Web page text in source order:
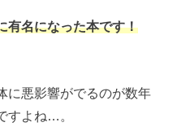
有名になった本です！
に悪影響がでるのが数年
すよね…。